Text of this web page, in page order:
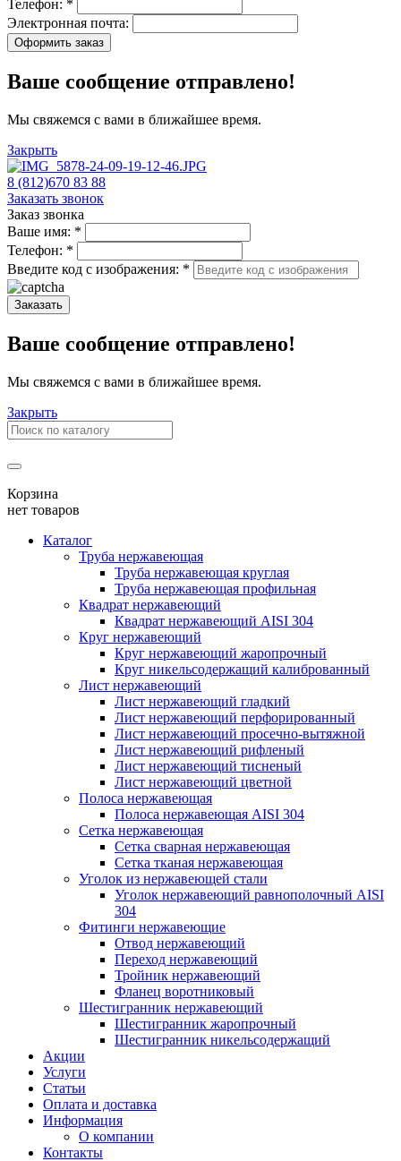
Телефон: *
Электронная почта:
Оформить заказ
Ваше сообщение отправлено!
Мы свяжемся с вами в ближайшее время.
Закрыть
8 (812)670 83 88
Заказать звонок
Заказ звонка
Ваше имя: *
Телефон: *
Введите код с изображения: *
Заказать
Ваше сообщение отправлено!
Мы свяжемся с вами в ближайшее время.
Закрыть
Корзина
нет товаров
Каталог
Труба нержавеющая
Труба нержавеющая круглая
Труба нержавеющая профильная
Квадрат нержавеющий
Квадрат нержавеющий AISI 304
Круг нержавеющий
Круг нержавеющий жаропрочный
Круг никельсодержащий калиброванный
Лист нержавеющий
Лист нержавеющий гладкий
Лист нержавеющий перфорированный
Лист нержавеющий просечно-вытяжной
Лист нержавеющий рифленый
Лист нержавеющий тисненый
Лист нержавеющий цветной
Полоса нержавеющая
Полоса нержавеющая AISI 304
Сетка нержавеющая
Сетка сварная нержавеющая
Сетка тканая нержавеющая
Уголок из нержавеющей стали
Уголок нержавеющий равнополочный AISI
304
Фитинги нержавеющие
Отвод нержавеющий
Переход нержавеющий
Тройник нержавеющий
Фланец воротниковый
Шестигранник нержавеющий
Шестигранник жаропрочный
Шестигранник никельсодержащий
Акции
Услуги
Статьи
Оплата и доставка
Информация
О компании
Контакты